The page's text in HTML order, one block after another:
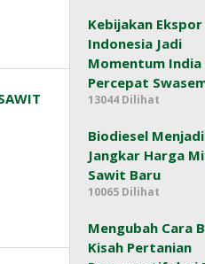
Kebijakan
Indonesia Jadi
Momentum India
Percepat
13044 Dilihat
Biodiesel Menjadi
Jangkar Harga
Sawit Baru
10065 Dilihat
Mengubah Cara
Kisah Pertanian